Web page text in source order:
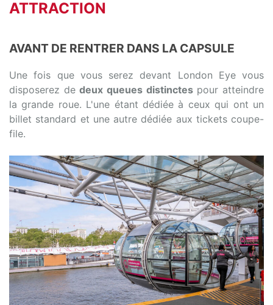
ATTRACTION
AVANT DE RENTRER DANS LA CAPSULE
Une fois que vous serez devant London Eye vous
disposerez dedeux queues distinctespour atteindre
la grande roue. L'une étant dédiée à ceux qui ont un
billet standard et une autre dédiée aux tickets coupe-
file.